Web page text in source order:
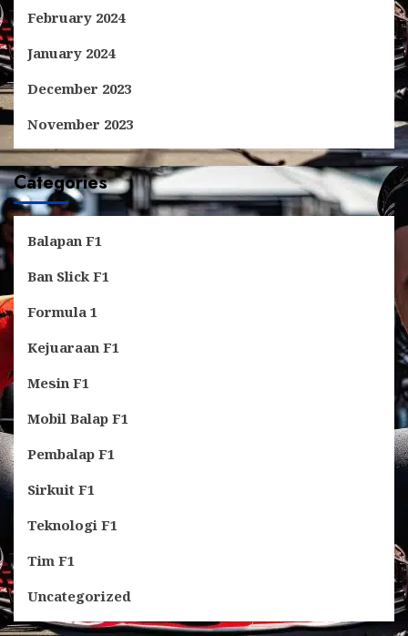
February 2024
January 2024
December 2023
November 2023
Categories
Balapan F1
Ban Slick F1
Formula 1
Kejuaraan F1
Mesin F1
Mobil Balap F1
Pembalap F1
Sirkuit F1
Teknologi F1
Tim F1
Uncategorized